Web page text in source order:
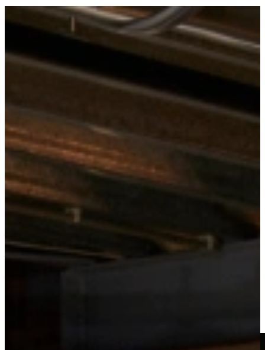
60-Jarig jubileum Keukenwarenhuis.nl:
ontzorgde jubileum-keukendeals, of kies voor een gratis
Quooker, een gratis Bora, of voor de korting! Tijdens onze
gezellige Jubileum feest week!
Kies uw actie
– U geniet van een Gratis Quooker voor keukens vanaf 7500 euro,
excl. montagekosten.
– U geniet van een Gratis Bora inductiekookplaat voor keukens